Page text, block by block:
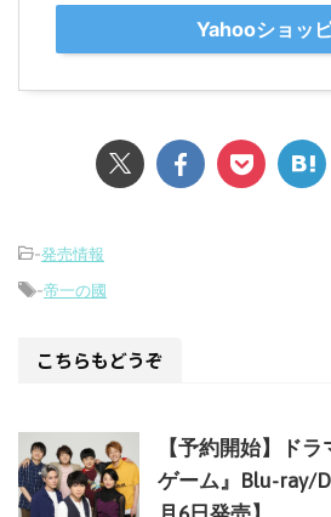
Yahooショッ
-発売情報
-帝一の國
こちらもどうぞ
【予約開始】ド
ゲーム』Blu-ray/